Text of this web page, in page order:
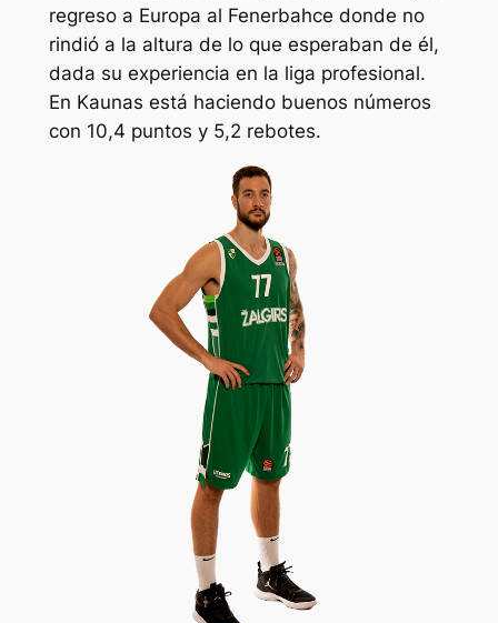
regreso a Europa al Fenerbahce donde no
rindió a la altura de lo que esperaban de él,
dada su experiencia en la liga profesional.
En Kaunas está haciendo buenos números
con 10,4 puntos y 5,2 rebotes.